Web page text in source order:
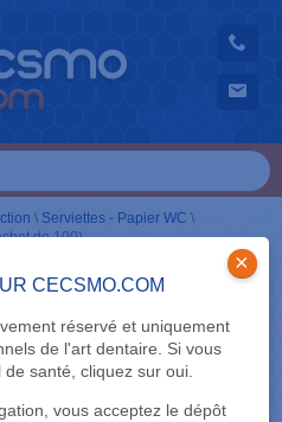
CECSMO.COM
réservé et uniquement
de l'art dentaire. Si vous
santé, cliquez sur oui.
vous acceptez le dépôt
×
\ Serviettes - Papier WC \
de 100)